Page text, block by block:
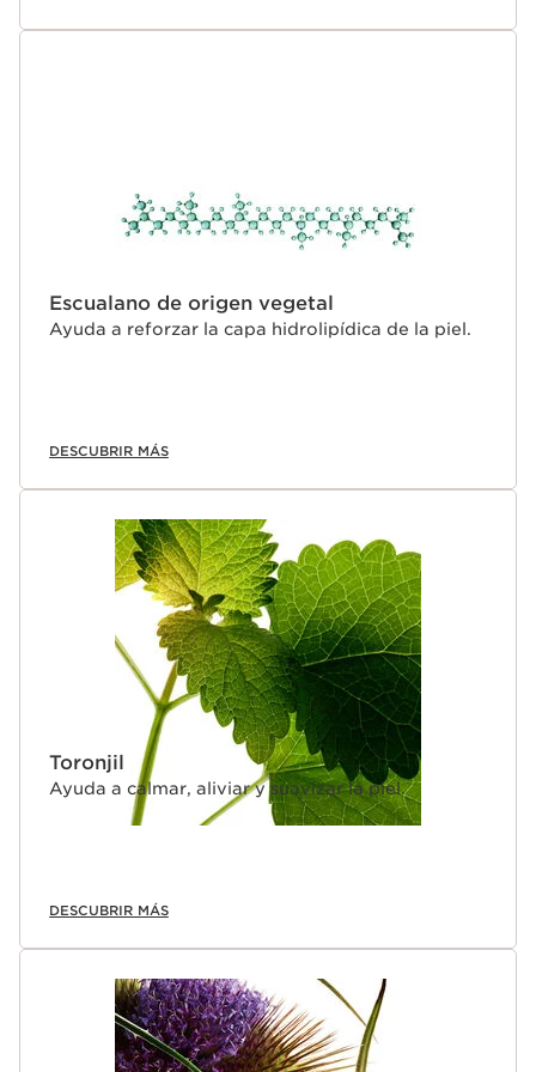
han demostrado que el estilo de vida "desequilibrado"
Escualano de origen vegetal
Ayuda a reforzar la capa hidrolipídica de la piel.
DESCUBRIR MÁS
Toronjil
Ayuda a calmar, aliviar y suavizar la piel.
DESCUBRIR MÁS